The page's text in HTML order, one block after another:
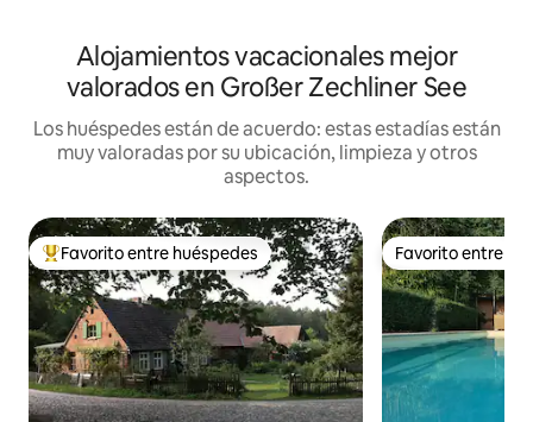
Alojamientos vacacionales mejor
valorados en Großer Zechliner See
Los huéspedes están de acuerdo: estas estadías están
muy valoradas por su ubicación, limpieza y otros
aspectos.
Favorito entre huéspedes preferido
Favorito entre huéspedes Favorito entre
Favorito entre